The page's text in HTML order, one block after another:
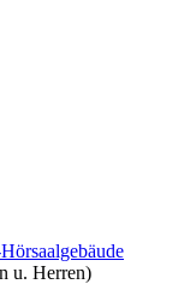
u. Herren)